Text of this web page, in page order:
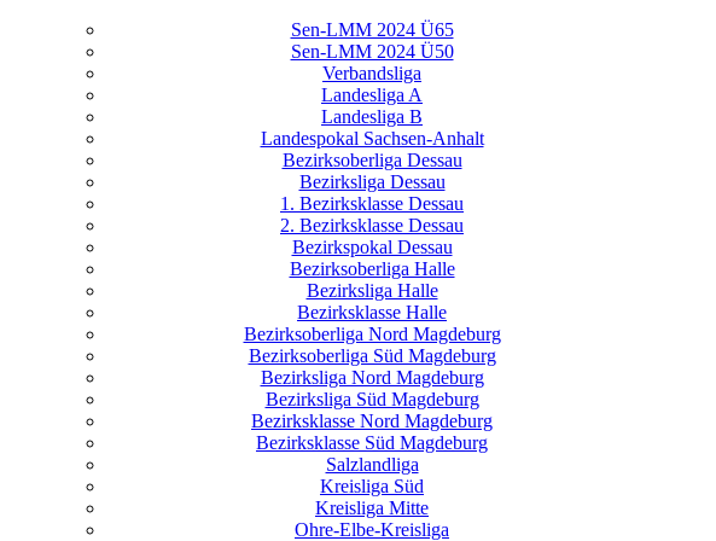
Sen-LMM 2024 Ü65
Sen-LMM 2024 Ü50
Verbandsliga
Landesliga A
Landesliga B
Landespokal Sachsen-Anhalt
Bezirksoberliga Dessau
Bezirksliga Dessau
1. Bezirksklasse Dessau
2. Bezirksklasse Dessau
Bezirkspokal Dessau
Bezirksoberliga Halle
Bezirksliga Halle
Bezirksklasse Halle
Bezirksoberliga Nord Magdeburg
Bezirksoberliga Süd Magdeburg
Bezirksliga Nord Magdeburg
Bezirksliga Süd Magdeburg
Bezirksklasse Nord Magdeburg
Bezirksklasse Süd Magdeburg
Salzlandliga
Kreisliga Süd
Kreisliga Mitte
Ohre-Elbe-Kreisliga